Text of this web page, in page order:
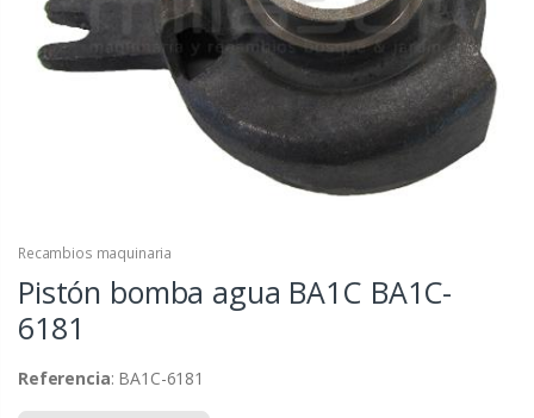
Recambios maquinaria
Pistón bomba agua BA1C BA1C-
6181
Referencia: BA1C-6181